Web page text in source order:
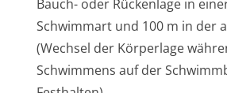
Bauch- oder Rückenlage in
Schwimmart und 100 m in der
(Wechsel der Körperlage
Schwimmens auf der